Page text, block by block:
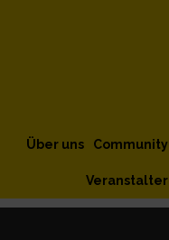
Community
Über uns
Veranstalter